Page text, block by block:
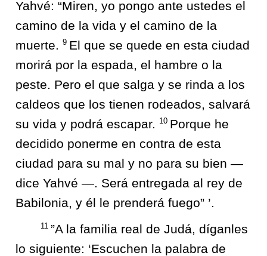
Yahvé: “Miren, yo pongo ante ustedes el
camino de la vida y el camino de la
muerte. 9 El que se quede en esta ciudad
morirá por la espada, el hambre o la
peste. Pero el que salga y se rinda a los
caldeos que los tienen rodeados, salvará
su vida y podrá escapar.
10 Porque he
decidido ponerme en contra de esta
ciudad para su mal y no para su bien —
dice Yahvé —. Será entregada al rey de
Babilonia, y él le prenderá fuego” ’.
11 ”A la familia real de Judá, díganles
lo siguiente: ‘Escuchen la palabra de